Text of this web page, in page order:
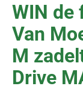
WIN de
Van
M
Drive